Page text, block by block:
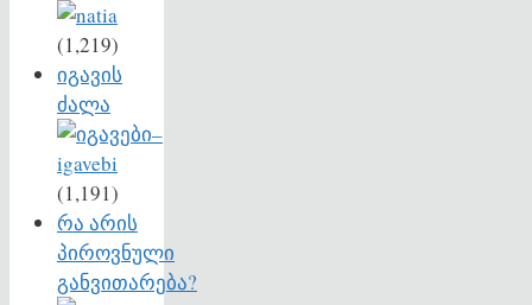
(1,219)
იგავის
ძალა
(1,191)
რა არის
პიროვნული
განვითარება?